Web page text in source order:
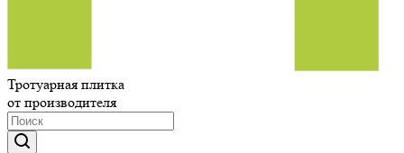
Тротуарная плитка
от производителя